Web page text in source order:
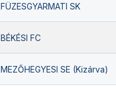
FÜZESGYARMATI SK
BÉKÉSI FC
MEZŐHEGYESI SE (Kizárva)